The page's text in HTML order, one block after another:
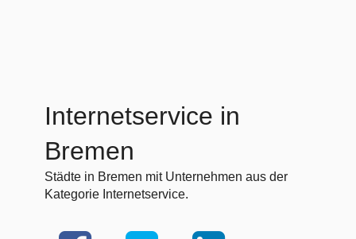
Internetservice in
Bremen
Städte in Bremen mit Unternehmen aus der
Kategorie Internetservice.